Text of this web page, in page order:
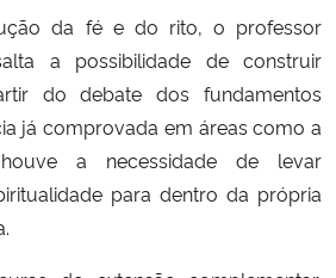
da fé e do rito, o professor
a possibilidade de construir
do debate dos fundamentos
já comprovada em áreas como a
a necessidade de levar
para dentro da própria